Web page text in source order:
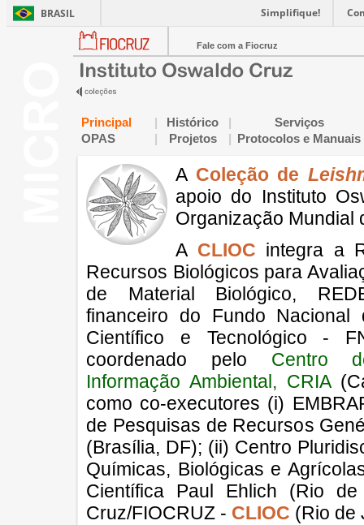
BRASIL Simplifique!
Fale com a Fiocruz
Principal Histórico
Serviços
OPAS
Projetos Protocolos e Manuais
A Coleção de
apoio do Instituto
Organização Mundial
A CLIOC integra a
Recursos Biológicos para
de Material Biológico,
financeiro do Fundo Nacional
Científico e Tecnológico -
coordenado pelo Centro
Informação Ambiental, CRIA
como co-executores (i)
de Pesquisas de Recursos
(Brasília, DF); (ii) Centro
Químicas, Biológicas e
Científica Paul Ehlich (Rio
Cruz/FIOCRUZ - CLIOC (Rio de